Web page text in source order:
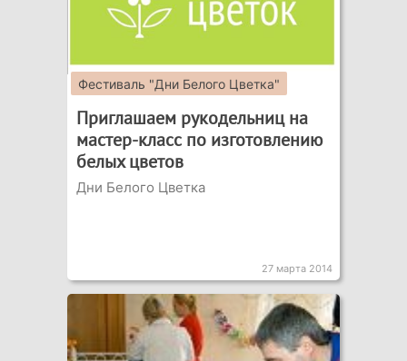
Фестиваль "Дни Белого Цветка"
Приглашаем рукодельниц на
мастер-класс по изготовлению
белых цветов
Дни Белого Цветка
27 марта 2014